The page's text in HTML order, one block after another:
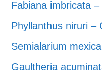
Fabiana imbricata
Phyllanthus niruri –
Semialarium
Gaultheria